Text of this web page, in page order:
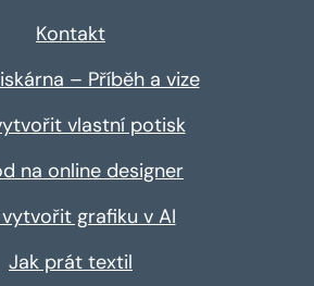
Kontakt
– Příběh a vize
vlastní potisk
na online designer
grafiku v AI
Jak prát textil